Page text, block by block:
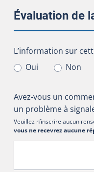
Évaluation de
L’information sur
L’information sur
Oui
Non
Avez-vous un
un problème à
Veuillez n’inscrire aucun
vous ne recevrez aucune